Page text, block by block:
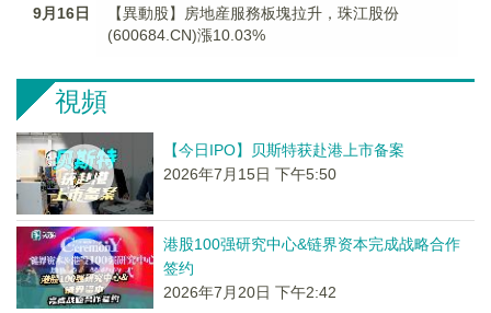
9月16日
【異動股】房地産服務板塊拉升，珠江股份
(600684.CN)漲10.03%
視頻
【今日IPO】贝斯特获赴港上市备案
2026年7月15日 下午5:50
港股100强研究中心&链界资本完成战略合作
签约
2026年7月20日 下午2:42